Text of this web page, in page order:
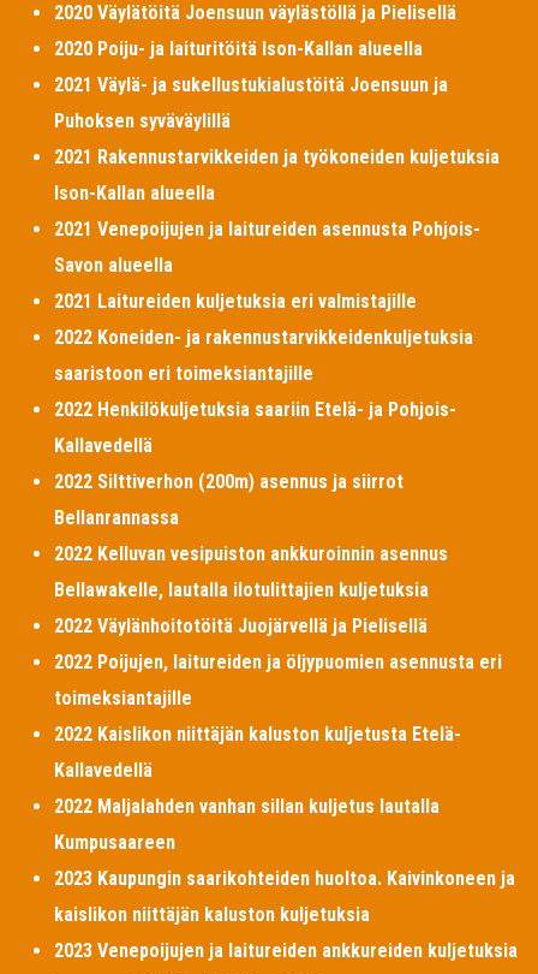
2020 Väylätöitä Joensuun väylästöllä ja Pielisellä
2020 Poiju- ja laituritöitä Ison-Kallan alueella
2021 Väylä- ja sukellustukialustöitä Joensuun ja
Puhoksen syväväylillä
2021 Rakennustarvikkeiden ja työkoneiden kuljetuksia
Ison-Kallan alueella
2021 Venepoijujen ja laitureiden asennusta Pohjois-
Savon alueella
2021 Laitureiden kuljetuksia eri valmistajille
2022 Koneiden- ja rakennustarvikkeidenkuljetuksia
saaristoon eri toimeksiantajille
2022 Henkilökuljetuksia saariin Etelä- ja Pohjois-
Kallavedellä
2022 Silttiverhon (200m) asennus ja siirrot
Bellanrannassa
2022 Kelluvan vesipuiston ankkuroinnin asennus
Bellawakelle, lautalla ilotulittajien kuljetuksia
2022 Väylänhoitotöitä Juojärvellä ja Pielisellä
2022 Poijujen, laitureiden ja öljypuomien asennusta eri
toimeksiantajille
2022 Kaislikon niittäjän kaluston kuljetusta Etelä-
Kallavedellä
2022 Maljalahden vanhan sillan kuljetus lautalla
Kumpusaareen
2023 Kaupungin saarikohteiden huoltoa. Kaivinkoneen ja
kaislikon niittäjän kaluston kuljetuksia
2023 Venepoijujen ja laitureiden ankkureiden kuljetuksia